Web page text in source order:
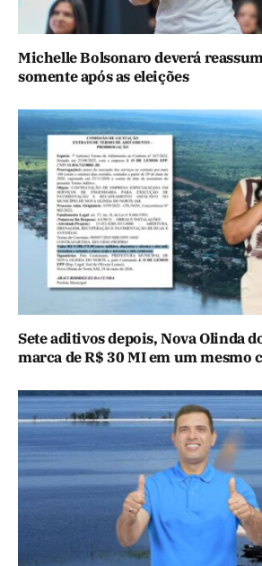
Michelle Bolsonaro deverá
somente após as eleições
Sete aditivos depois, Nova Olinda
marca de R$ 30 MI em um mesmo